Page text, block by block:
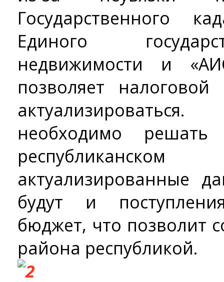
Государственного
Единого
недвижимости и
позволяет
необходимо
актуализированные
будут и
бюджет, что позволит
района республикой.